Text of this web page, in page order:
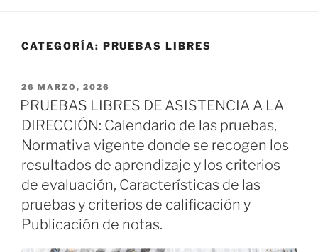
CATEGORÍA: PRUEBAS LIBRES
PUBLICADO
EL
26 MARZO, 2026
PRUEBAS LIBRES DE ASISTENCIA A LA
DIRECCIÓN: Calendario de las pruebas,
Normativa vigente donde se recogen los
resultados de aprendizaje y los criterios
de evaluación, Características de las
pruebas y criterios de calificación y
Publicación de notas.